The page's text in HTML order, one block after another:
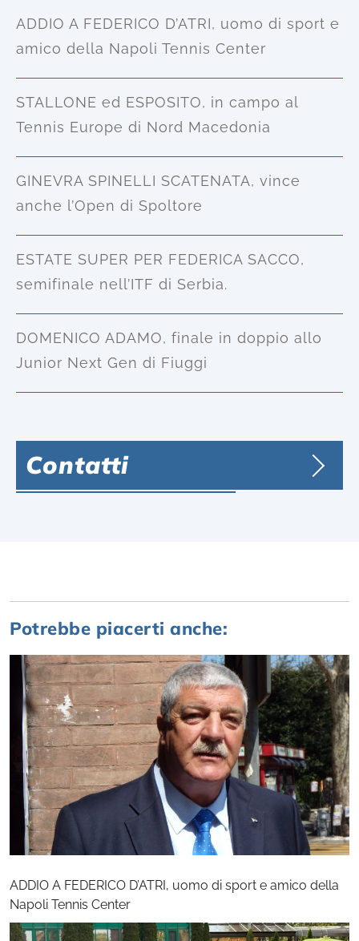
ADDIO A FEDERICO D’ATRI, uomo di sport e
amico della Napoli Tennis Center
STALLONE ed ESPOSITO, in campo al
Tennis Europe di Nord Macedonia
GINEVRA SPINELLI SCATENATA, vince
anche l’Open di Spoltore
ESTATE SUPER PER FEDERICA SACCO,
semifinale nell’ITF di Serbia.
DOMENICO ADAMO, finale in doppio allo
Junior Next Gen di Fiuggi
Contatti
Potrebbe piacerti anche:
ADDIO A FEDERICO D’ATRI, uomo di sport e amico della
Napoli Tennis Center